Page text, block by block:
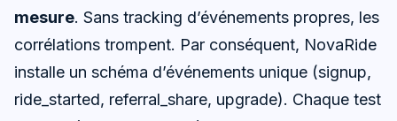
mesure. Sans tracking d’événements propres, les
corrélations trompent. Par conséquent, NovaRide
installe un schéma d’événements unique (signup,
ride_started, referral_share, upgrade). Chaque test